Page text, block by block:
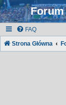
FAQ
Strona Główna